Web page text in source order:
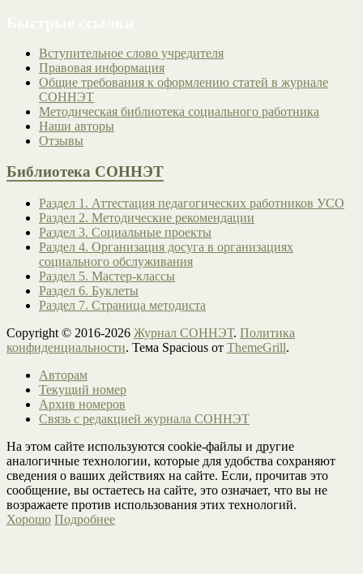
Вступительное слово учредителя
Правовая информация
Общие требования к оформлению статей в журнале
СОННЭТ
Методическая библиотека социального работника
Наши авторы
Отзывы
Библиотека СОННЭТ
Раздел 1. Аттестация педагогических работников УСО
Раздел 2. Методические рекомендации
Раздел 3. Социальные проекты
Раздел 4. Организация досуга в организациях
социального обслуживания
Раздел 5. Мастер-классы
Раздел 6. Буклеты
Раздел 7. Страница методиста
Copyright © 2016-2026 Журнал СОННЭТ. Политика
конфиденциальности. Тема Spacious от ThemeGrill.
Авторам
Текущий номер
Архив номеров
Связь с редакцией журнала СОННЭТ
На этом сайте используются cookie-файлы и другие
аналогичные технологии, которые для удобства сохраняют
сведения о ваших действиях на сайте. Если, прочитав это
сообщение, вы остаетесь на сайте, это означает, что вы не
возражаете против использования этих технологий.
Хорошо Подробнее